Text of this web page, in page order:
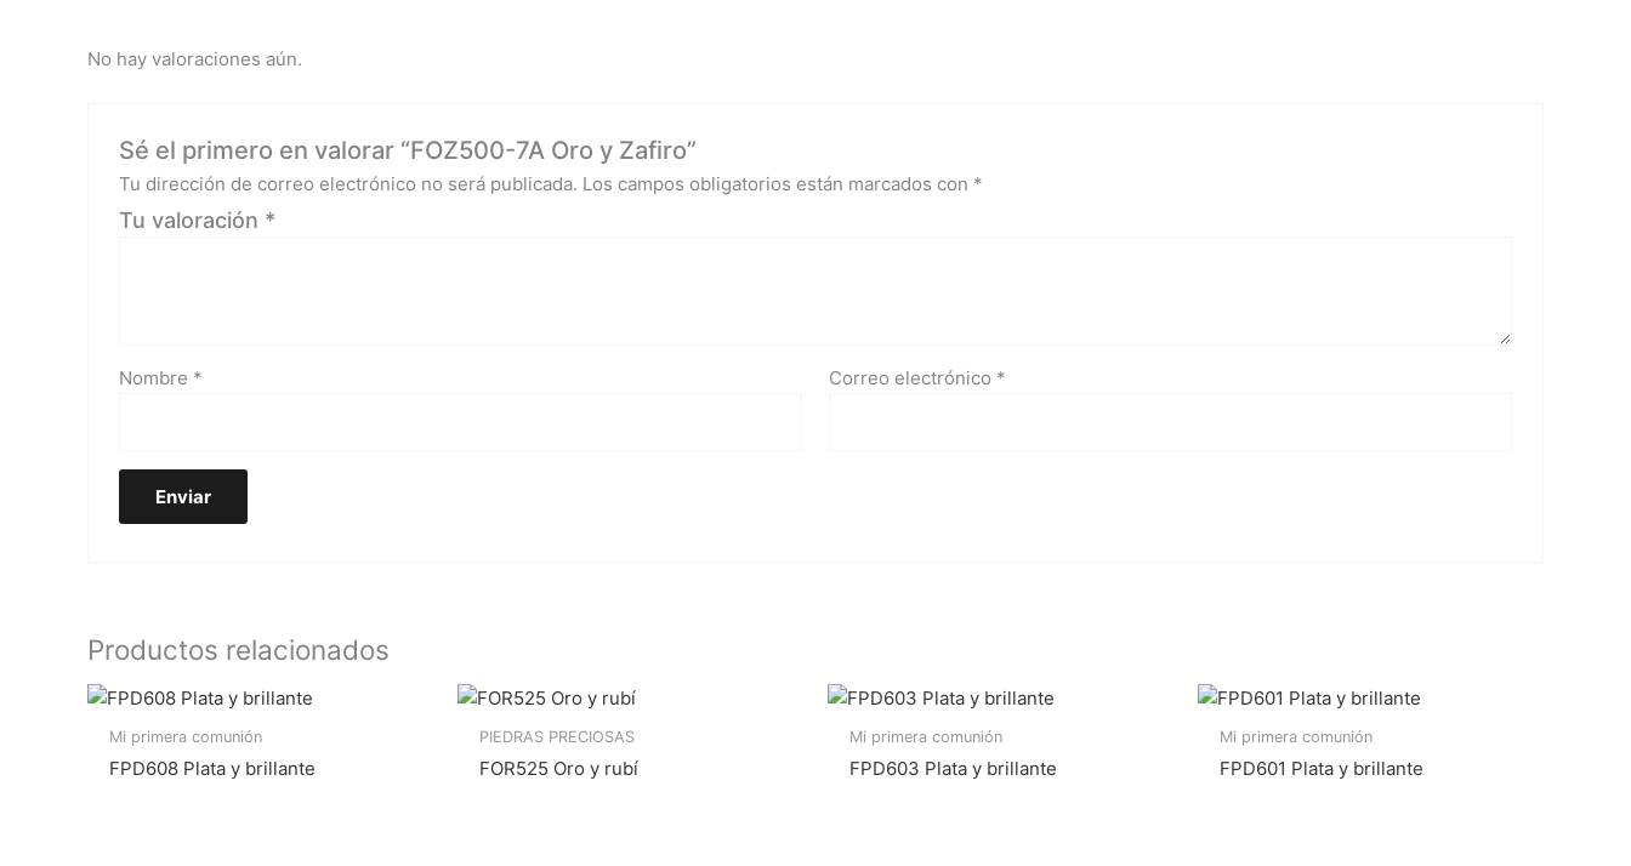
No hay valoraciones aún.
Sé el primero en valorar “FOZ500-7A Oro y Zafiro”
Tu dirección de correo electrónico no será publicada. Los campos obligatorios están marcados con *
Tu valoración *
Nombre * Correo electrónico *
Productos relacionados
Mi primera comunión
FPD608 Plata y brillante
PIEDRAS PRECIOSAS
FOR525 Oro y rubí
Mi primera comunión
FPD603 Plata y brillante
Mi primera comunión
FPD601 Plata y brillante